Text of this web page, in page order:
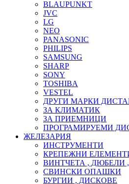
BLAUPUNKT
JVC
LG
NEO
PANASONIC
PHILIPS
SAMSUNG
SHARP
SONY
TOSHIBA
VESTEL
ДРУГИ МАРКИ
ЗА КЛИМАТИК
ЗА ПРИЕМНИЦИ
ПРОГРАМИРУЕМИ
ЖЕЛЕЗАРИЯ
ИНСТРУМЕНТИ
КРЕПЕЖНИ
ВИНТЧЕТА , ДЮБЕЛИ
СВИНСКИ ОПАШКИ
БУРГИИ , ДИСКОВЕ